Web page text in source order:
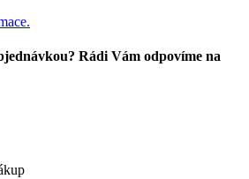
Rádi Vám odpovíme na